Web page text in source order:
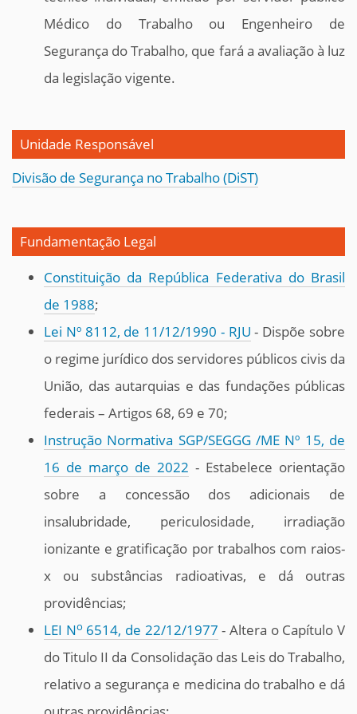
Médico do Trabalho ou Engenheiro de
Segurança do Trabalho, que fará a avaliação à luz
da legislação vigente.
Unidade Responsável
Divisão de Segurança no Trabalho (DiST)
Fundamentação Legal
Constituição da República Federativa do Brasil
de 1988;
Lei Nº 8112, de 11/12/1990 - RJU - Dispõe sobre
o regime jurídico dos servidores públicos civis da
União, das autarquias e das fundações públicas
federais – Artigos 68, 69 e 70;
Instrução Normativa SGP/SEGGG /ME Nº 15, de
16 de março de 2022 - Estabelece orientação
sobre a concessão dos adicionais de
insalubridade, periculosidade, irradiação
ionizante e gratificação por trabalhos com raios-
x ou substâncias radioativas, e dá outras
providências;
LEI No 6514, de 22/12/1977 - Altera o Capítulo V
do Titulo II da Consolidação das Leis do Trabalho,
relativo a segurança e medicina do trabalho e dá